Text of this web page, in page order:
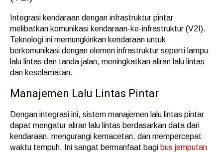
Integrasi kendaraan dengan infrastruktur pintar
melibatkan komunikasi kendaraan-ke-infrastruktur (V2I).
Teknologi ini memungkinkan kendaraan untuk
berkomunikasi dengan elemen infrastruktur seperti lampu
lalu lintas dan tanda jalan, meningkatkan aliran lalu lintas
dan keselamatan.
Manajemen Lalu Lintas Pintar
Dengan integrasi ini, sistem manajemen lalu lintas pintar
dapat mengatur aliran lalu lintas berdasarkan data dari
kendaraan, mengurangi kemacetan, dan mempercepat
waktu tempuh. Ini sangat bermanfaat bagi bus jemputan